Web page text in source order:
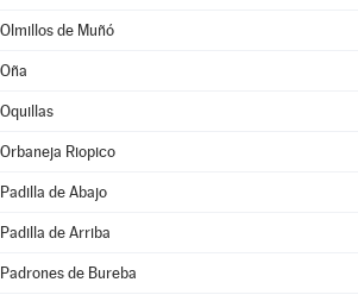
Olmillos de Muñó
Oña
Oquillas
Orbaneja Riopico
Padilla de Abajo
Padilla de Arriba
Padrones de Bureba